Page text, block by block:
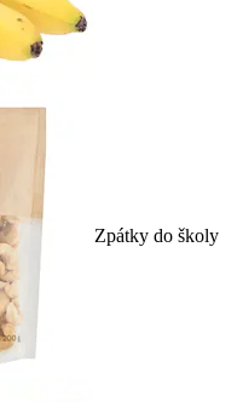
Zpátky do školy